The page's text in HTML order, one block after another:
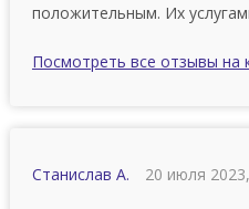
пoлoжитeльным. Иx
Посмотреть все отзывы на
Станислав А. 20 июля